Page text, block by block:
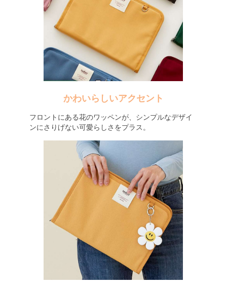
かわいらしいアクセント
フロントにある花のワッペンが、シンプルなデザイ
ンにさりげない可愛らしさをプラス。